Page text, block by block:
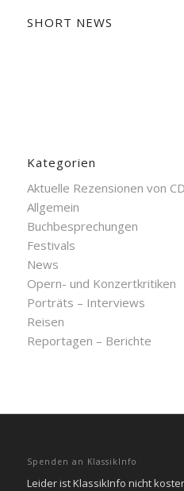
SHORT NEWS
Kategorien
Aktuelle Rezensionen von
Allgemein
Buchbesprechungen
Festivals
News
Opern- und Konzertkritiken
Porträts – Interviews
Reisen
Reportagen – Berichte
Spenden an KlassikInfo
Leider ist KlassikInfo nicht